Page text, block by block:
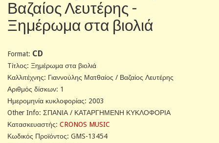
Βαζαίος Λευτέρης -
Ξημέρωμα στα βιολιά
Format: CD
Tίτλος: Ξημέρωμα στα βιολιά
Καλλιτέχνης: Γιαννούλης Ματθαίος / Βαζαίος Λευτέρης
Αριθμός δίσκων: 1
Ημερομηνία κυκλοφορίας: 2003
Other Info: ΣΠΑΝΙΑ / ΚΑΤΑΡΓΗΜΕΝΗ ΚΥΚΛΟΦΟΡΙΑ
Κατασκευαστής: CRONOS MUSIC
Κωδικός Προϊόντος: GMS-13454